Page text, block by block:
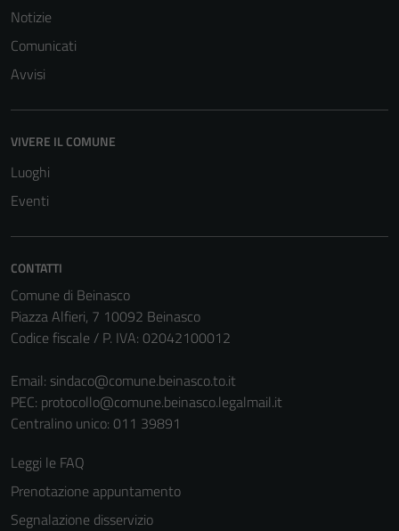
Notizie
Comunicati
Avvisi
VIVERE IL COMUNE
Luoghi
Eventi
CONTATTI
Comune di Beinasco
Piazza Alfieri, 7 10092 Beinasco
Codice fiscale / P. IVA: 02042100012
Email: sindaco@comune.beinasco.to.it
PEC: protocollo@comune.beinasco.legalmail.it
Centralino unico: 011 39891
Leggi le FAQ
Prenotazione appuntamento
Segnalazione disservizio
disabilitati.